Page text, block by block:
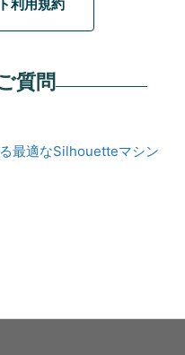
利用規約
質問
最適なSilhouetteマシン